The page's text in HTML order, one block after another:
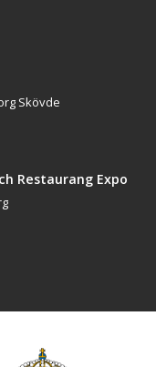
Skövde
Restaurang Expo